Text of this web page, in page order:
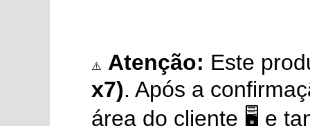
⚠️ Atenção: Este
x7). Após a
área do cliente 🖥️ e